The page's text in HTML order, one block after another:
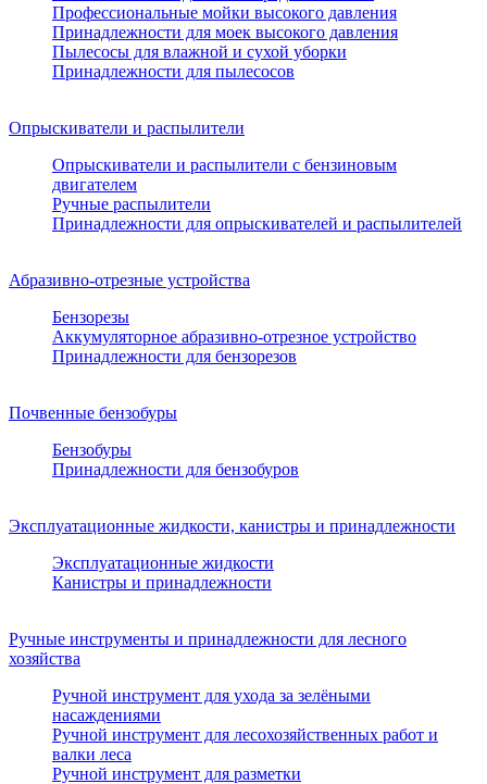
Профессиональные мойки высокого давления
Принадлежности для моек высокого давления
Пылесосы для влажной и сухой уборки
Принадлежности для пылесосов
Опрыскиватели и распылители
Опрыскиватели и распылители с бензиновым
двигателем
Ручные распылители
Принадлежности для опрыскивателей и распылителей
Абразивно-отрезные устройства
Бензорезы
Аккумуляторное абразивно-отрезное устройство
Принадлежности для бензорезов
Почвенные бензобуры
Бензобуры
Принадлежности для бензобуров
Эксплуатационные жидкости, канистры и принадлежности
Эксплуатационные жидкости
Канистры и принадлежности
Ручные инструменты и принадлежности для лесного
хозяйства
Ручной инструмент для ухода за зелёными
насаждениями
Ручной инструмент для лесохозяйственных работ и
валки леса
Ручной инструмент для разметки